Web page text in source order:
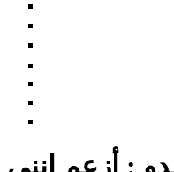
: أزعم انني